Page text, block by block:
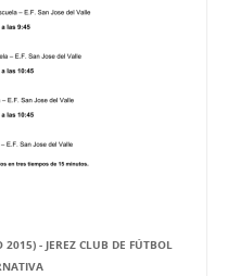
- JEREZ CLUB DE FÚTBOL